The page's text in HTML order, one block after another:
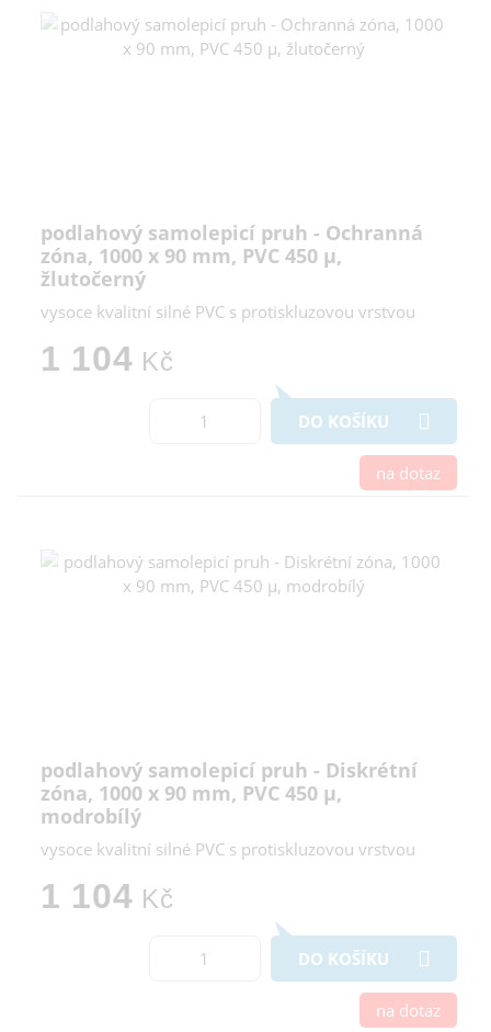
podlahový samolepicí pruh - Ochranná
zóna, 1000 x 90 mm, PVC 450 µ,
žlutočerný
vysoce kvalitní silné PVC s protiskluzovou vrstvou
1 104 Kč
DO KOŠÍKU
na dotaz
podlahový samolepicí pruh - Diskrétní
zóna, 1000 x 90 mm, PVC 450 µ,
modrobílý
vysoce kvalitní silné PVC s protiskluzovou vrstvou
1 104 Kč
DO KOŠÍKU
na dotaz